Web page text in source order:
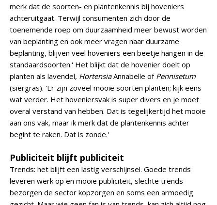
merk dat de soorten- en plantenkennis bij hoveniers
achteruitgaat. Terwijl consumenten zich door de
toenemende roep om duurzaamheid meer bewust worden
van beplanting en ook meer vragen naar duurzame
beplanting, blijven veel hoveniers een beetje hangen in de
standaardsoorten.' Het blijkt dat de hovenier doelt op
planten als lavendel, HortensiaAnnabelle of Pennisetum
(siergras). 'Er zijn zoveel mooie soorten planten; kijk eens
wat verder. Het hoveniersvak is super divers en je moet
overal verstand van hebben. Dat is tegelijkertijd het mooie
aan ons vak, maar ik merk dat de plantenkennis achter
begint te raken. Dat is zonde.'
Publiciteit blijft publiciteit
Trends: het blijft een lastig verschijnsel. Goede trends
leveren werk op en mooie publiciteit, slechte trends
bezorgen de sector kopzorgen en soms een armoedig